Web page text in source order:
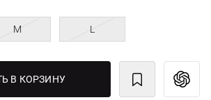
M L
В КОРЗИНУ